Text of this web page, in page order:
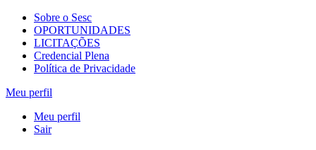
Sobre o Sesc
OPORTUNIDADES
LICITAÇÕES
Credencial Plena
Política de Privacidade
Meu perfil
Meu perfil
Sair